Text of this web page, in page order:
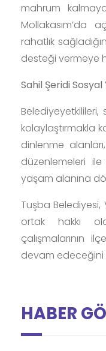
mahrum
Mollakasım’da
rahatlık
desteği vermeye
Sahil Şeridi
Belediyeyetkilileri,
kolaylaştırmakla
dinlenme
düzenlemeleri
yaşam alanına
Tuşba Belediyesi,
ortak hakkı
çalışmalarının
devam edeceğini
HABER